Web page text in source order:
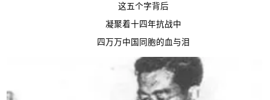
这五个字背后
凝聚着十四年抗战中
四万万中国同胞的血与泪